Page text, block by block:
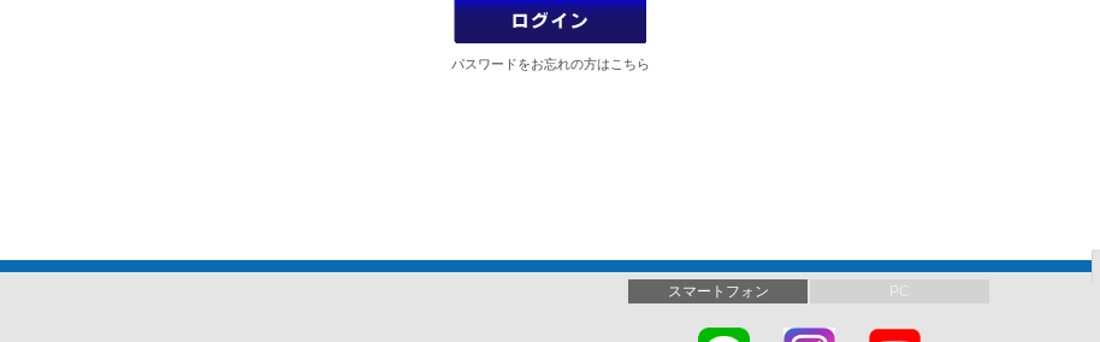
パスワードをお忘れの方はこちら
スマートフォン PC